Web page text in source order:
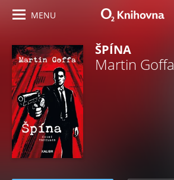
MENU
ŠPÍNA
Martin Goffa